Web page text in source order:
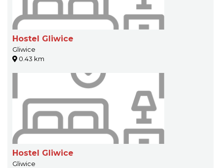
Hostel Gliwice
Gliwice
0.43 km
Hostel Gliwice
Gliwice